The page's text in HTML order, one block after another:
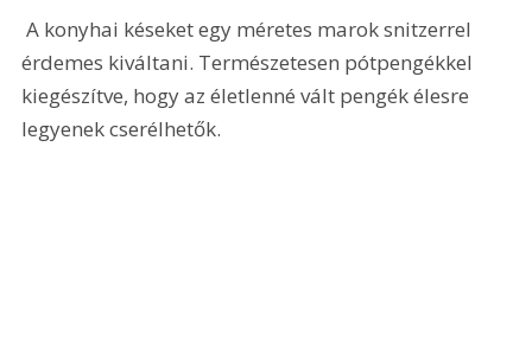
A konyhai késeket egy méretes marok snitzerrel
érdemes kiváltani. Természetesen pótpengékkel
kiegészítve, hogy az életlenné vált pengék élesre
legyenek cserélhetők.